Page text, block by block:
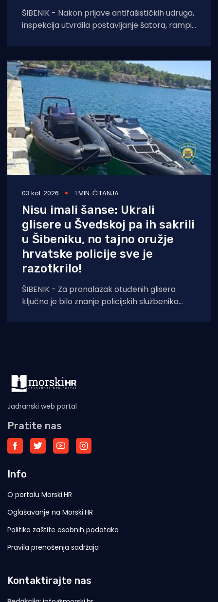
ŠIBENIK - Nakon prijave antifašističkih udruga,
inspekcija utvrdila postavljanje šatora, rampi i
03 kol. 2026 1 MIN. ČITANJA
Nisu imali šanse: Ukrali
glisere u Švedskoj pa ih sakrili
u Šibeniku, no tajno oružje
hrvatske policije sve je
razotkrilo!
ŠIBENIK - Za pronalazak otuđenih glisera
ključno je bilo znanje policijskih službenika
Jadranski web portal
Pratite nas
Info
O portalu Morski.HR
Oglašavanje na Morski.HR
Politika zaštite osobnih podataka
Pravila prenošenja sadržaja
Kontaktirajte nas